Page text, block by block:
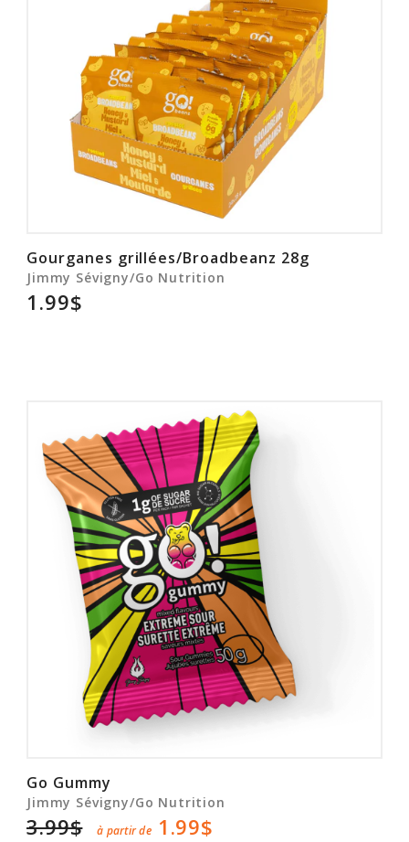
Gourganes grillées/Broadbeanz 28g
Jimmy Sévigny/Go Nutrition
1.99$
Go Gummy
Jimmy Sévigny/Go Nutrition
3.99$ à partir de1.99$